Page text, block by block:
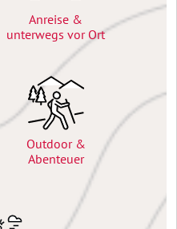
Anreise &
unterwegs vor Ort
Outdoor &
Abenteuer